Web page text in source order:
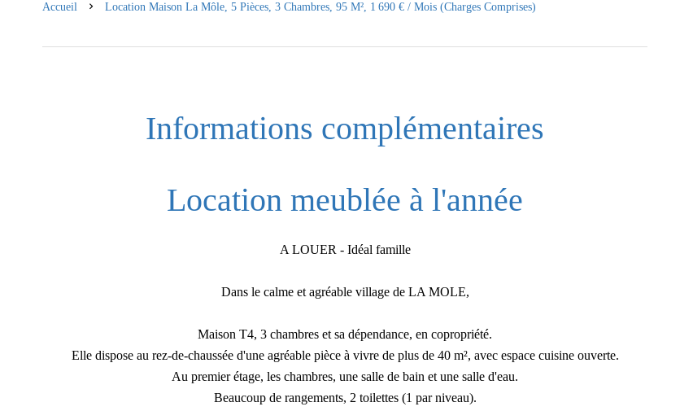
Accueil Location Maison La Môle, 5 Pièces, 3 Chambres, 95 M², 1 690 € / Mois (Charges Comprises)
Informations complémentaires
Location meublée à l'année
A LOUER - Idéal famille
Dans le calme et agréable village de LA MOLE,
Maison T4, 3 chambres et sa dépendance, en copropriété.
Elle dispose au rez-de-chaussée d'une agréable pièce à vivre de plus de 40 m², avec espace cuisine ouverte.
Au premier étage, les chambres, une salle de bain et une salle d'eau.
Beaucoup de rangements, 2 toilettes (1 par niveau).